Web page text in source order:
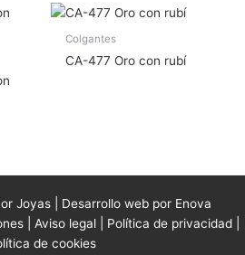
Colgantes
CA-477 Oro con rubí
Joyas | Desarrollo web por Enova
| Aviso legal| Política de privacidad|
de cookies